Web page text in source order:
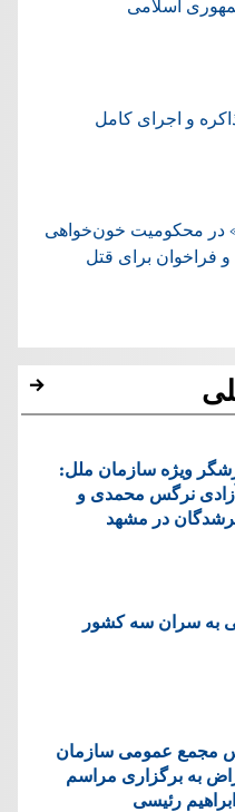
اسلامی
و اجرای کامل
در محکومیت خون‌خواهی
فراخوان برای قتل
ویژه سازمان ملل:
نرگس محمدی و
در مشهد
به سران سه کشور
مجمع عمومی سازمان
به برگزاری مراسم
رئیسی